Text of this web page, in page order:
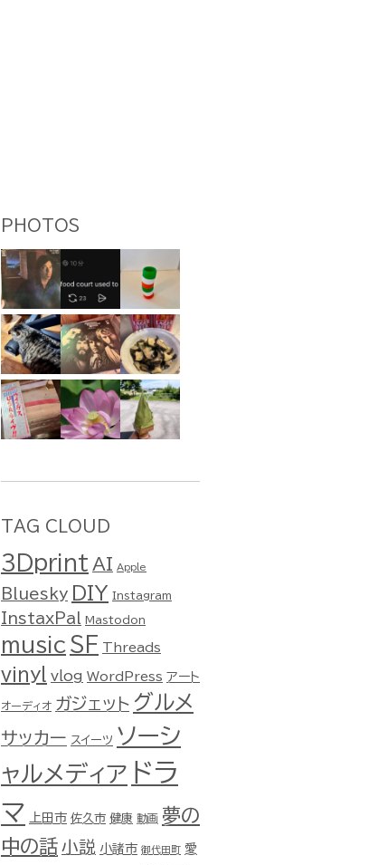
PHOTOS
TAG CLOUD
3Dprint AI Apple
Bluesky DIY Instagram
InstaxPal Mastodon
music SF Threads
vinyl vlog WordPress アート
オーディオ ガジェット グルメ
サッカー スイーツ ソーシ
ャルメディア ドラ
マ
上田市 佐久市 健康 動画 夢の
中の話 小説 小諸市 御代田町 愛